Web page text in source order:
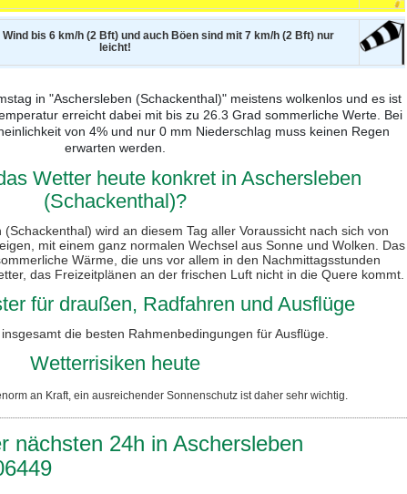
bis 6 km/h (2 Bft) und auch Böen sind mit 7 km/h (2 Bft) nur
leicht!
in "Aschersleben (Schackenthal)" meistens wolkenlos und es ist
erreicht dabei mit bis zu 26.3 Grad sommerliche Werte. Bei
von 4% und nur 0 mm Niederschlag muss keinen Regen
erwarten werden.
Wetter heute konkret in Aschersleben
(Schackenthal)?
(Schackenthal) wird an diesem Tag aller Voraussicht nach sich von
mit einem ganz normalen Wechsel aus Sonne und Wolken. Das
Wärme, die uns vor allem in den Nachmittagsstunden
das Freizeitplänen an der frischen Luft nicht in die Quere kommt.
für draußen, Radfahren und Ausflüge
die besten Rahmenbedingungen für Ausflüge.
Wetterrisiken heute
an Kraft, ein ausreichender Sonnenschutz ist daher sehr wichtig.
nächsten 24h in Aschersleben